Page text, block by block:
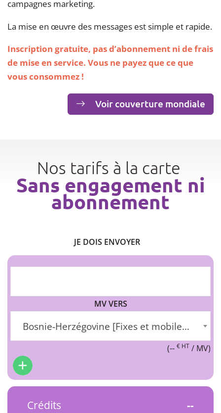
campagnes marketing.
La mise en œuvre des messages est simple et rapide.
Inscription gratuite, pas d’abonnement ni de frais
de mise en service. Vous ne payez que ce que
vous consommez !
Voir couverture mondiale
Nos tarifs à la carte
Sans engagement ni
abonnement
JE DOIS ENVOYER
MV VERS
Bosnie-Herzégovine [Fixes et mobiles] (+387)
(-- € HT / MV)
Crédits --